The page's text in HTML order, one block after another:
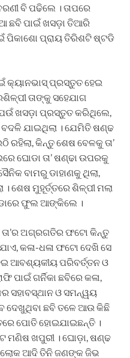
ବି ପଢିଲେ । ତାପରେ
ଛବି ପାଇଁ ଖସଡ଼ା ତିଆରି
ପିକାଶୋ ପ୍ରାୟ ତିରିଶଟି ଷ୍ଟଡି
କ୍ୟାନଭାସ୍ ପ୍ରସ୍ତୁତ ହେଇ
ତାଙ୍କୁ ସହେଯାଗ
ଖସଡ଼ା ପ୍ରସ୍ତୁତ କରିଥିଲେ,
ବଦଳି ଯାଇଥିଲା । ଯେମିତି ଷଣ୍ଢ
କିନ୍ତୁ ଶେଷ ବେଳକୁ ତା’
ଘୋଡା ତା’ ଷଣ୍ଢା ଉପରକୁ
ବାମରୁ ଡାହାଣକୁ ଥିଲା,
। ଶେଷ ମୁହୂର୍ତ୍ତରେ ଶିଳ୍ପୀ ମଲା
ଫୁଲ ଆଙ୍କିଲେ ।
ତା’ର ଅଗ୍ରଗତିର ଫଟୋ କିନ୍ତୁ
କଳା-ଧଳା ଫଟୋ ଦେଖି ସେ
ଆବଶ୍ୟକୀୟ ପରିବର୍ତ୍ତନ ଓ
ପାଇଁ ଗର୍ନିକା ଛବିରେ କଳା,
ସହାବସ୍ଥାନ ଓ ସମନ୍ୱୟ
ଦେଖୁଥିବା ଛବି ତଳେ ଆଉ କିଛି
ପୋତି ହୋଇଯାଇଛନ୍ତି ।
ମଣିଷ ଖପୁରୀ । ଘୋଡ଼ା, ଷଣ୍ଢ
ଲୋକ ଆଦି ତିନି ଜଣଙ୍କ ଜିଭ